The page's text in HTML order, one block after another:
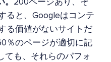
200ページあり、そ
ると、Googleはコンテ
る価値がないサイトだ
％のページが適切に記
ても、それらのパフォ